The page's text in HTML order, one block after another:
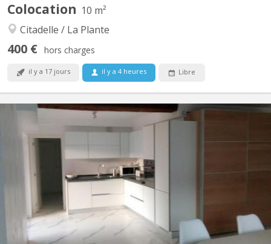
Colocation 10 m²
Citadelle / La Plante
400 € hors charges
il y a 17 jours il y a 4 heures Libre
Dans un immeuble rénové, Il reste une chambre dans cet
appartement moderne et chic de quatre chambres avec douche
et meuble de bains individuels. L'appartement est composé d'un
beau séjour bien lumineux donnant sur une terrasse de +/- 8m²
et incluant la cuisine moderne avec électroménagers AEG...